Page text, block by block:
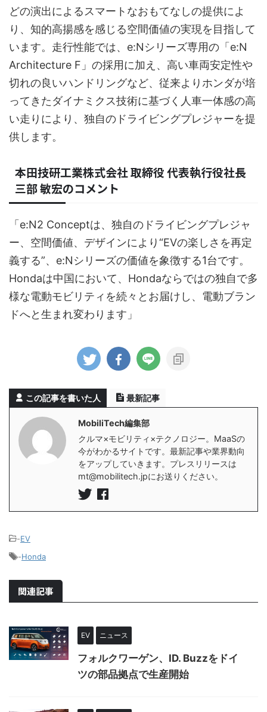
どの演出によるスマートなおもてなしの提供によ
り、知的高揚感を感じる空間価値の実現を目指して
います。走行性能では、e:Nシリーズ専用の「e:N
Architecture F」の採用に加え、高い車両安定性や
切れの良いハンドリングなど、従来よりホンダが培
ってきたダイナミクス技術に基づく人車一体感の高
い走りにより、独自のドライビングプレジャーを提
供します。
本田技研工業株式会社 取締役 代表執行役社長
三部 敏宏のコメント
「e:N2 Conceptは、独自のドライビングプレジャ
ー、空間価値、デザインにより“EVの楽しさを再定
義する”、e:Nシリーズの価値を象徴する1台です。
Hondaは中国において、Hondaならではの独自で多
様な電動モビリティを続々とお届けし、電動ブラン
ドへと生まれ変わります」
この記事を書いた人 最新記事
MobiliTech編集部
クルマ×モビリティ×テクノロジー。MaaSの
今がわかるサイトです。最新記事や業界動向
をアップしていきます。プレスリリースは
mt@mobilitech.jpにお送りください。
-EV
-Honda
関連記事
EV ニュース
フォルクワーゲン、ID. Buzzをドイ
ツの部品拠点で生産開始